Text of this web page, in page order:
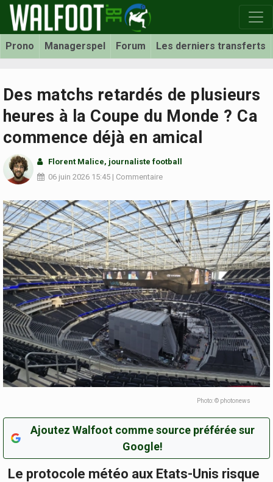
Prono Managerspel Forum Les derniers transferts
Des matchs retardés de plusieurs
heures à la Coupe du Monde ? Ca
commence déjà en amical
Florent Malice, journaliste football
06 juin 2026 15:45 | Commentaire
Photo: © photonews
Ajoutez Walfoot comme source préférée sur
Google!
Le protocole météo aux Etats-Unis risque